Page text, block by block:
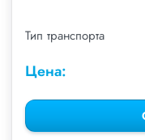
Тип транспорта
Цена: